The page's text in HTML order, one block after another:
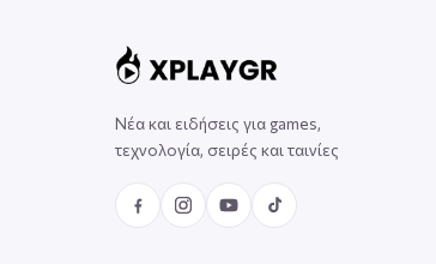
Νέα και ειδήσεις για games,
τεχνολογία, σειρές και ταινίες